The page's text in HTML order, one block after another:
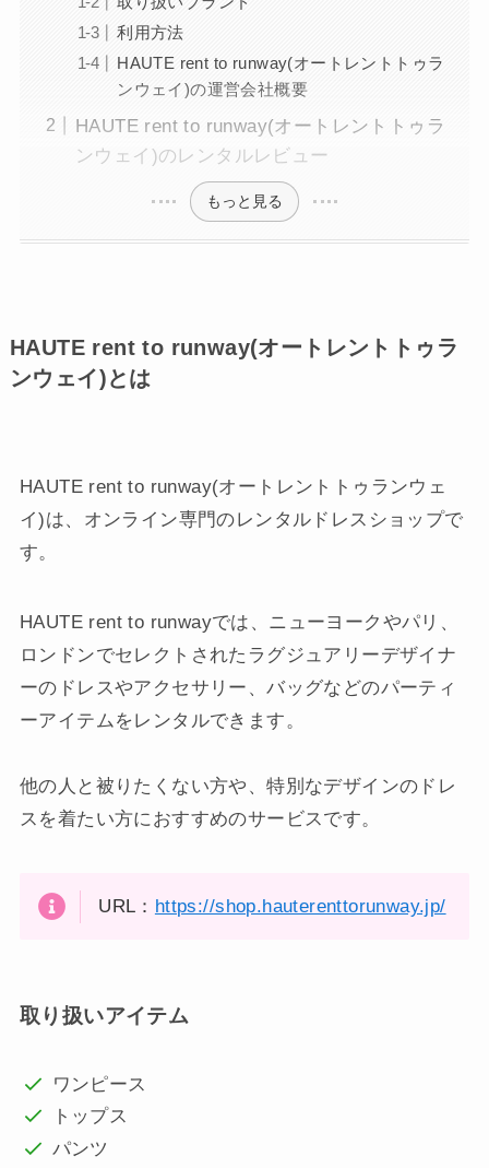
利用方法
HAUTE rent to runway(オートレントトゥラ
ンウェイ)の運営会社概要
HAUTE rent to runway(オートレントトゥラ
ンウェイ)のレンタルレビュー
もっと見る
HAUTE rent to runway(オートレントトゥラ
ンウェイ)とは
HAUTE rent to runway(オートレントトゥランウェ
イ)は、オンライン専門のレンタルドレスショップで
す。
HAUTE rent to runwayでは、ニューヨークやパリ、
ロンドンでセレクトされたラグジュアリーデザイナ
ーのドレスやアクセサリー、バッグなどのパーティ
ーアイテムをレンタルできます。
他の人と被りたくない方や、特別なデザインのドレ
スを着たい方におすすめのサービスです。
URL： https://shop.hauterenttorunway.jp/
取り扱いアイテム
ワンピース
トップス
パンツ